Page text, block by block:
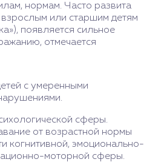
нормам. Часто развита
взрослым или старшим детям
появляется сильное
отмечается
с умеренными
сферы.
от возрастной нормы
когнитивной, эмоционально-
моторной сферы.